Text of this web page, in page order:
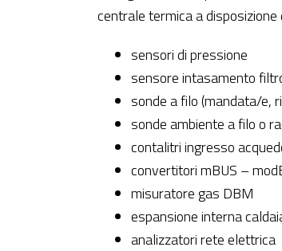
centrale termica a
sensori di pressione
sensore intasamento
sonde a filo (mandata/e,
sonde ambiente a filo o
contalitri ingresso
convertitori mBUS –
misuratore gas DBM
espansione interna
analizzatori rete elettrica